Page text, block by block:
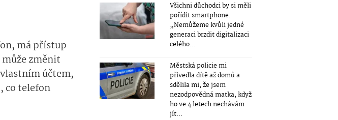
má přístup
změnit
účtem,
co telefon
Všichni důchodci by si měli
pořídit smartphone.
„Nemůžeme kvůli jedné
generaci brzdit digitalizaci
celého...
Městská policie mi
přivedla dítě až domů a
sdělila mi, že jsem
nezodpovědná matka, když
ho ve 4 letech nechávám
jít...